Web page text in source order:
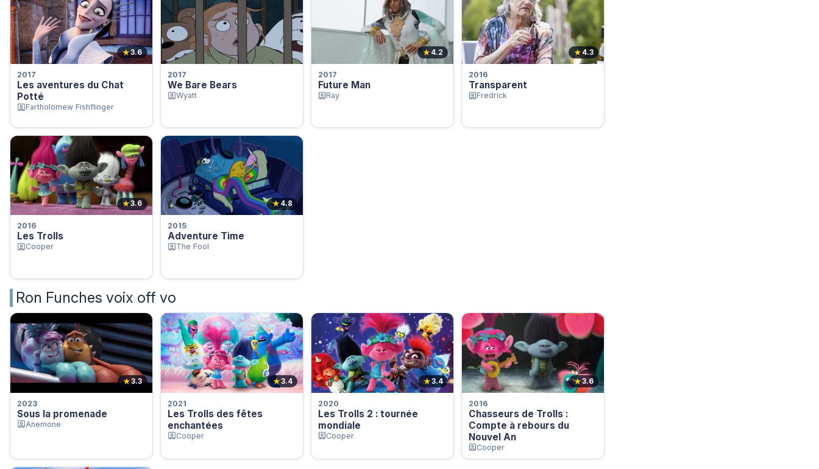
★3.6
2017
Les aventures du Chat
Potté
Fartholomew Fishflinger
2017
We Bare Bears
Wyatt
★4.2
2017
Future Man
Ray
★ 4.3
2016
Transparent
Fredrick
★3.6
2016
Les Trolls
Cooper
★4.8
2015
Adventure Time
The Fool
Ron Funches voix off vo
★3.3
2023
Sous la promenade
Anemone
★3.4
2021
Les Trolls des fêtes
enchantées
Cooper
★3.4
2020
Les Trolls 2 : tournée
mondiale
Cooper
★3.6
2016
Chasseurs de Trolls :
Compte à rebours du
Nouvel An
Cooper